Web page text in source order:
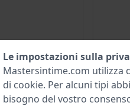
Le impostazioni sulla
Mastersintime.com utilizza
di cookie. Per alcuni tipi
bisogno del vostro